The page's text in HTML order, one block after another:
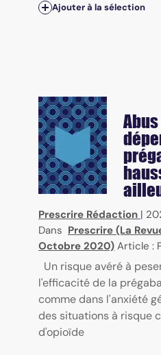
Ajouter à la sélection
Prescrire Rédaction |
Dans Prescrire (La
Octobre 2020) Article :
Un risque avéré à
l'efficacité de la
comme dans l'anxiété
des situations à risque
d'opioïde